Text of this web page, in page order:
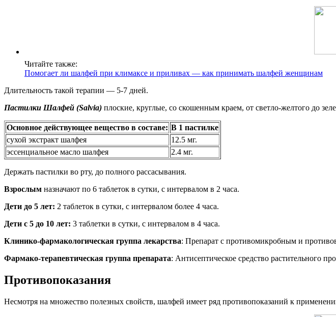
Читайте также:
Помогает ли шалфей при климаксе и приливах — как принимать шалфей женщинам
Длительность такой терапии — 5-7 дней.
Пастилки Шалфей (Salvia) плоские, круглые, со скошенным краем, от светло-желтого до
Основное действующее вещество в составе: В 1 пастилке
сухой экстракт шалфея
12.5 мг.
эссенциальное масло шалфея
2.4 мг.
Держать пастилки во рту, до полного рассасывания.
Взрослым назначают по 6 таблеток в сутки, с интервалом в 2 часа.
Дети до 5 лет: 2 таблеток в сутки, с интервалом более 4 часа.
Дети с 5 до 10 лет: 3 таблетки в сутки, с интервалом в 4 часа.
Клинико-фармакологическая группа лекарства: Препарат с противомикробным и
Фармако-терапевтическая группа препарата: Антисептическое средство растительного
Противопоказания
Несмотря на множество полезных свойств, шалфей имеет ряд противопоказаний к